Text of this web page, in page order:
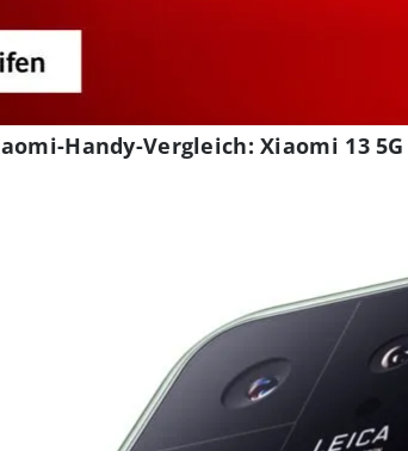
Handy-Vergleich: Xiaomi 13 5G